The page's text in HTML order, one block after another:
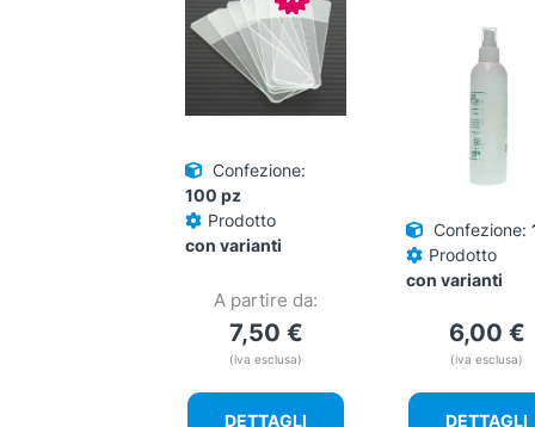
Confezione:
100 pz
Prodotto
con varianti
A partire da:
7,50 €
(iva esclusa)
DETTAGLI
Confezione:
Prodotto
con varianti
6,00 €
(iva esclusa)
DETTAGLI